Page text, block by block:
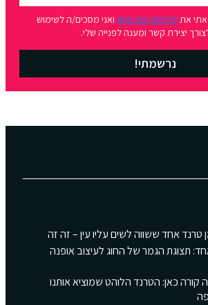
את מדיניות הפרטיות ואני מסכים/ה לשימוש
יצירת קשר ומענה לפנייה שלי.
נרשמתי!
טרנד אחד ששווה לשים עליו עין – זה זה
אחד: תצוגת הגמר של החוג לעיצוב אופנה
קורה כאן: הטרנד הלוהט שמוציא אותנו